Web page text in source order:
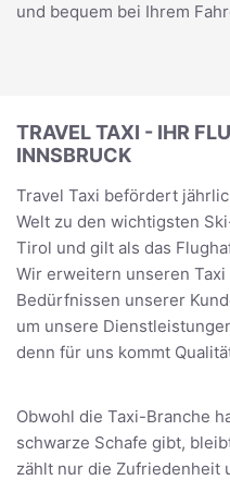
und bequem bei Ihrem
TRAVEL TAXI - IHR
INNSBRUCK
Travel Taxi befördert
Welt zu den wichtigsten
Tirol und gilt als das
Wir erweitern unseren
Bedürfnissen unserer
um unsere
denn für uns kommt
Obwohl die Taxi-Branche
schwarze Schafe gibt,
zählt nur die Zufriedenheit